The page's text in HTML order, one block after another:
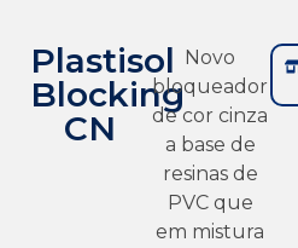
Plastisol
Blocking
CN
Novo
bloqueador
de cor cinza
a base de
resinas de
PVC que
em mistura